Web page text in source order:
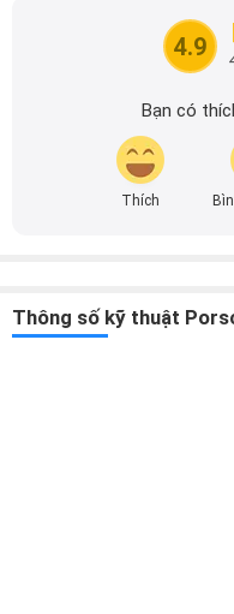
4.9
Bạn có
Thích
Thông số kỹ thuật